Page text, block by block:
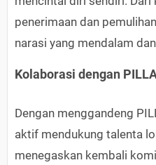
penerimaan dan
narasi yang mendalam
Kolaborasi dengan
Dengan menggandeng
aktif mendukung talenta
menegaskan kembali